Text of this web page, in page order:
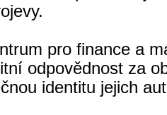
pro finance a
odpovědnost za
identitu jejich